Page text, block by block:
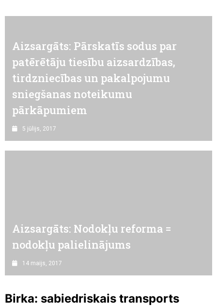
Aizsargāts: Pārskatīs sodus par
patērētāju tiesību aizsardzības,
tirdzniecības un pakalpojumu
sniegšanas noteikumu
pārkāpumiem
5 jūlijs, 2017
Aizsargāts: Nodokļu reforma =
nodokļu palielinājums
14 maijs, 2017
Birka: sabiedriskais transports